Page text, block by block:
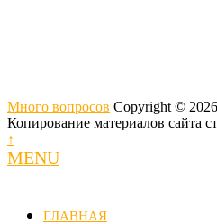
Много вопросов Copyright ©
Копирование материалов сайта
↑
MENU
ГЛАВНАЯ